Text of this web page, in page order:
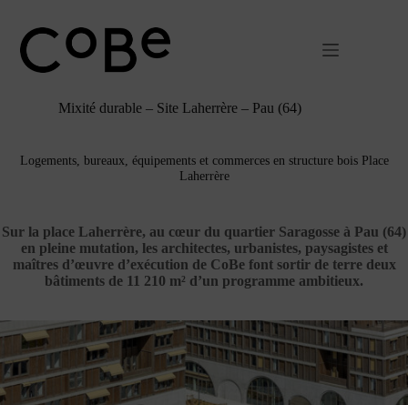
contenu
Mixité durable – Site Laherrère – Pau (64)
Logements, bureaux, équipements et commerces en structure bois Place
Laherrère
Sur la place Laherrère, au cœur du quartier Saragosse à Pau (64)
en pleine mutation, les architectes, urbanistes, paysagistes et
maîtres d’œuvre d’exécution de CoBe font sortir de terre deux
bâtiments de 11 210 m² d’un programme ambitieux.